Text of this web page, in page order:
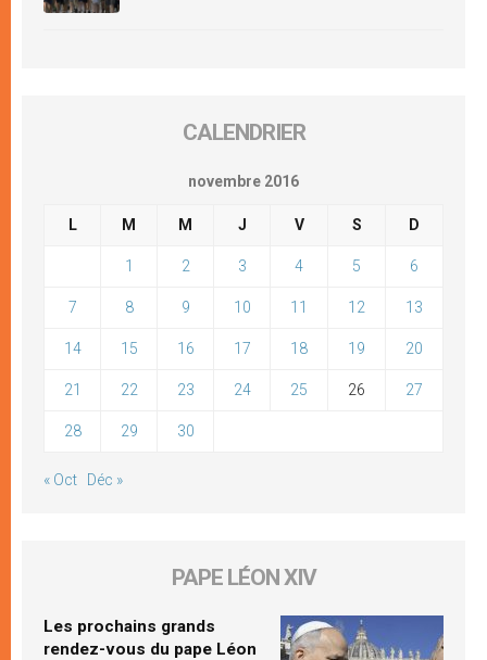
CALENDRIER
novembre 2016
L M M J V S D
1 2 3 4 5 6
7 8 9 10 11 12 13
14 15 16 17 18 19 20
21 22 23 24 25 26 27
28 29 30
« Oct Déc »
PAPE LÉON XIV
Les prochains grands
rendez-vous du pape Léon